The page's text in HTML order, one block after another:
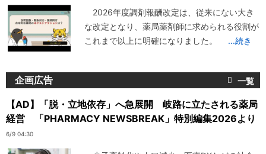
2026年度調剤報酬改定は、従来にない大き
な改定となり、薬局薬剤師に求められる役割が
これまで以上に明確になりました。
...続き
企画広告
【AD】「脱・立地依存」へ急展開 岐路に立たされる薬局
経営 「PHARMACY NEWSBREAK」特別編集2026より
6/9 04:30